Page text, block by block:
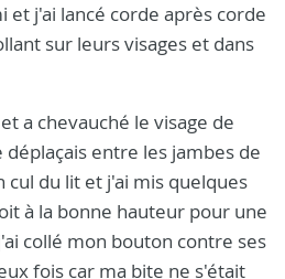
et j'ai lancé corde après corde
sur leurs visages et dans
a chevauché le visage de
entre les jambes de
cul du lit et j'ai mis quelques
à la bonne hauteur pour une
collé mon bouton contre ses
fois car ma bite ne s'était